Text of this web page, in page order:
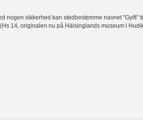
nogen sikkerhed kan stedbestemme navnet "Gylfi"
14, originalen nu på Hälsinglands museum i